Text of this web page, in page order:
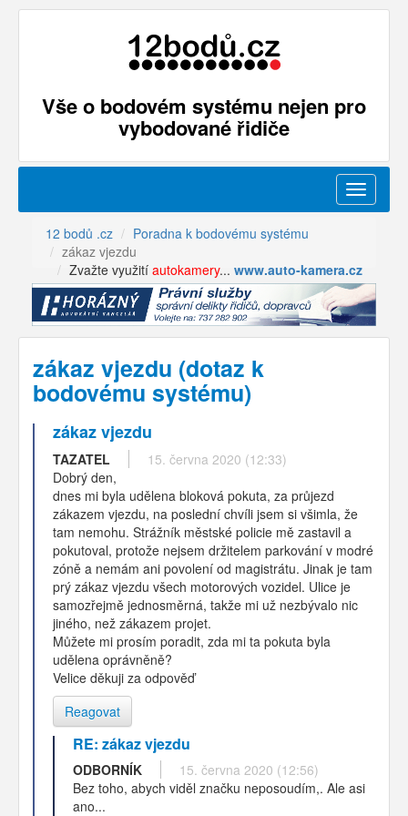
Vše o bodovém systému nejen pro
vybodované řidiče
Menu
12 bodů .cz
Poradna k bodovému systému
zákaz vjezdu
Zvažte využití autokamery... www.auto-kamera.cz
zákaz vjezdu (dotaz k
bodovému systému)
zákaz vjezdu
TAZATEL
15. června 2020 (12:33)
Dobrý den,
dnes mi byla udělena bloková pokuta, za průjezd
zákazem vjezdu, na poslední chvíli jsem si všimla, že
tam nemohu. Strážník městské policie mě zastavil a
pokutoval, protože nejsem držitelem parkování v modré
zóně a nemám ani povolení od magistrátu. Jinak je tam
prý zákaz vjezdu všech motorových vozidel. Ulice je
samozřejmě jednosměrná, takže mi už nezbývalo nic
jiného, než zákazem projet.
Můžete mi prosím poradit, zda mi ta pokuta byla
udělena oprávněně?
Velice děkuji za odpověď
Reagovat
RE: zákaz vjezdu
ODBORNÍK
15. června 2020 (12:56)
Bez toho, abych viděl značku neposoudím,. Ale asi
ano...